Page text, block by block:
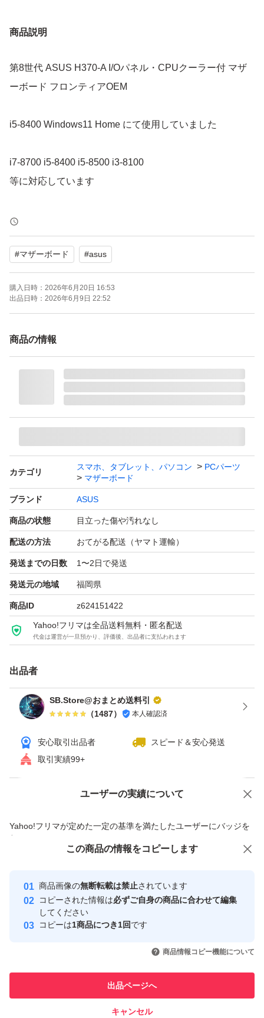
商品説明
第8世代 ASUS H370-A I/Oパネル・CPUクーラー付 マザ
ーボード フロンティアOEM
i5-8400 Windows11 Home にて使用していました
i7-8700 i5-8400 i5-8500 i3-8100
等に対応しています
非喫煙環境での使用保管を行っています
タバコ・ペット臭などは有りません
★再出品
24時間10%ポイントキャンペーン開催中は再出品対応い
たします
ご希望の方は質問欄よりコメントください
★お値引きについて
お値引き依頼はブロック対象となります
★保証その他について
・ゴールド出品者施策による入金対応を行っておりますの
でこちらも基本的に同等の条件にするためご購入後24H以
内の発送を行っています
・到着後24時間後の返金対応は(システム手数料・往復送
料)購入者様負担となりますので初期動作確認は時間内に
行われてください
・動作に影響のない動作音は保証外です
・購入者の知識・スキル不足に起因するクレームは受付で
きません
と到着日が大幅に遅れる為すべての発送は「指定なし」で
す
・必要な場合は購入者様で発送通知後にアプリや運送会社
#マザーボード #asus
購入日時： 2026年6月20日 16:53
出品日時： 2026年6月9日 22:52
商品の情報
カテゴリ
スマホ、タブレット、パソコン
PCパーツ
マザーボード
ブランド ASUS
商品の状態 目立った傷や汚れなし
配送の方法 おてがる配送（ヤマト運輸）
発送までの日数 1〜2日で発送
発送元の地域 福岡県
商品ID z624151422
Yahoo!フリマは全品送料無料・匿名配送
代金は運営が一旦預かり、評価後、出品者に支払われます
出品者
SB.Store@おまとめ送料引
（1487） 本人確認済
安心取引出品者
スピード＆安心発送
取引実績99+
ユーザーの実績について
Yahoo!フリマが定めた一定の基準を満たしたユーザーにバッジを
付与しています
安心取引出品者
心・安全なユーザーです
取引実績
引を完了させた実績があります
での取引実績があります
価格の相談 商品への質問
この商品の情報をコピーします
商品画像の無断転載は禁止されています
コピーされた情報は必ずご自身の商品に合わせて編集
してください
コピーは1商品につき1回です
商品情報コピー機能について
出品ページへ
キャンセル
この商品をみている人にオススメ